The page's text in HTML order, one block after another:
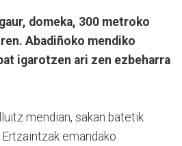
domeka, 300 metroko
Abadiñoko mendiko
igarotzen ari zen ezbeharra
mendian, sakan batetik
emandako